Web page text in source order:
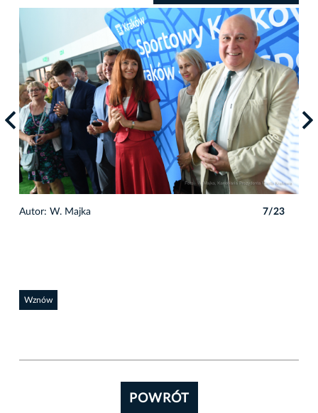
Autor: W. Majka 7/23
Wznów
POWRÓT